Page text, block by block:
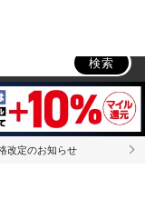
検索
改定のお知らせ